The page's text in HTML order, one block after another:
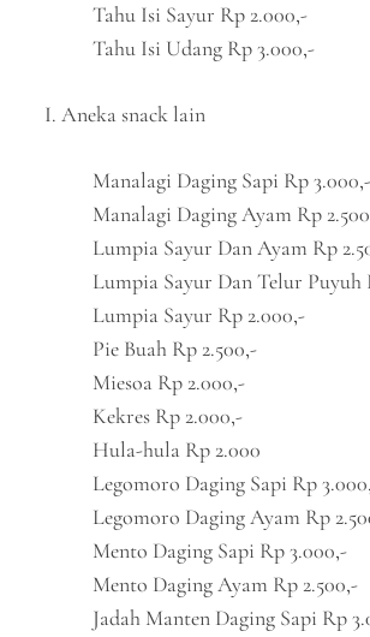
Tahu Isi Sayur Rp 2.000,-
Tahu Isi Udang Rp 3.000,-
I. Aneka snack lain
Manalagi Daging Sapi Rp 3.000,-
Manalagi Daging Ayam Rp
Lumpia Sayur Dan Ayam Rp
Lumpia Sayur Dan Telur Puyuh
Lumpia Sayur Rp 2.000,-
Pie Buah Rp 2.500,-
Miesoa Rp 2.000,-
Kekres Rp 2.000,-
Hula-hula Rp 2.000
Legomoro Daging Sapi Rp
Legomoro Daging Ayam Rp
Mento Daging Sapi Rp 3.000,-
Mento Daging Ayam Rp 2.500,-
Jadah Manten Daging Sapi Rp